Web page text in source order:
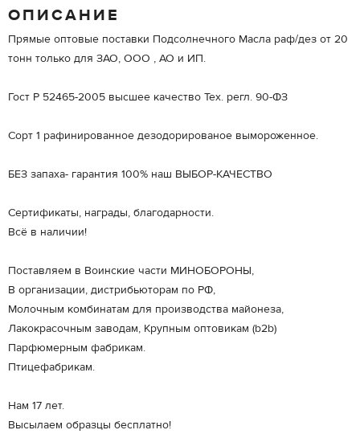
ОПИСАНИЕ
Прямые оптовые поставки Подсолнечного Масла раф/дез от 20
тонн только для ЗАО, ООО , АО и ИП.
Гост Р 52465-2005 высшее качество Тех. регл. 90-ФЗ
Сорт 1 рафинированное дезодорированое вымороженное.
БЕЗ запаха- гарантия 100% наш ВЫБОР-КАЧЕСТВО
Сертификаты, награды, благодарности.
Всё в наличии!
Поставляем в Воинские части МИНОБОРОНЫ,
В организации, дистрибьюторам по РФ,
Молочным комбинатам для производства майонеза,
Лакокрасочным заводам, Крупным оптовикам (b2b)
Парфюмерным фабрикам.
Птицефабрикам.
Нам 17 лет.
Высылаем образцы бесплатно!